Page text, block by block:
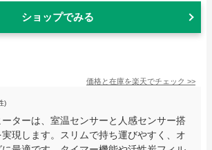
ショップでみる
価格と在庫を楽天でチェック >>
)
ターは、室温センサーと人感センサー搭
現します。スリムで持ち運びやすく、オ